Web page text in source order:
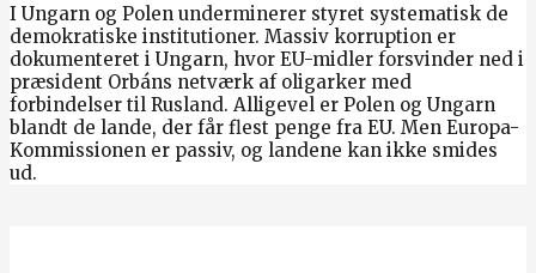
I Ungarn og Polen underminerer styret systematisk de
demokratiske institutioner. Massiv korruption er
dokumenteret i Ungarn, hvor EU-midler forsvinder ned i
præsident Orbáns netværk af oligarker med
forbindelser til Rusland. Alligevel er Polen og Ungarn
blandt de lande, der får flest penge fra EU. Men Europa-
Kommissionen er passiv, og landene kan ikke smides
ud.